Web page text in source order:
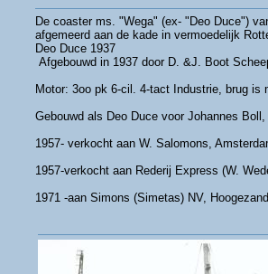
De coaster ms. "Wega" (ex- "Deo Duce")
afgemeerd aan
Deo Duce 1937
Afgebouwd in 1937 door D. &J. Boot
Motor: 3oo pk 6-cil. 4-tact Industrie, brug is
Gebouwd als Deo Duce voor Johannes
1957- verkocht aan W. Salomons,
1957-verkocht aan Rederij Express (W.
1971 -aan Simons (Simetas) NV,